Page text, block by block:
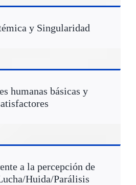
y Singularidad
humanas básicas y
a la percepción de
Huida/Parálisis